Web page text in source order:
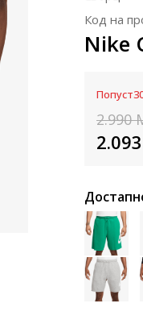
Код на
Nike
Попуст
2.990
2.093